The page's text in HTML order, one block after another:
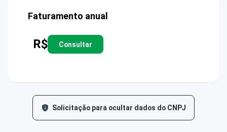
Faturamento anual
R$ Consultar
Solicitação para ocultar dados do CNPJ